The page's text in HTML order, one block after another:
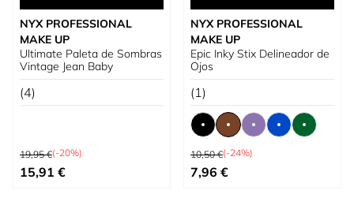
NYX PROFESSIONAL
MAKE UP
Ultimate Paleta de Sombras
Vintage Jean Baby
(4)
Precio habitual
19,95 €(-20%)
Precio especial
15,91 €
NYX PROFESSIONAL
MAKE UP
Epic Inky Stix Delineador de
Ojos
(1)
Precio habitual
10,50 €(-24%)
Tan bajo como
7,96 €